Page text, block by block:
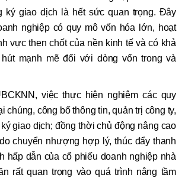
ký giao dịch là hết sức quan trọng. Đây
nghiệp có quy mô vốn hóa lớn, hoạt
vực then chốt của nền kinh tế và có khả
mạnh mẽ đối với dòng vốn trong và
việc thực hiện nghiêm các quy
chúng, công bố thông tin, quản trị công ty,
giao dịch; đồng thời chủ động nâng cao
chuyển nhượng hợp lý, thúc đẩy thanh
hấp dẫn của cổ phiếu doanh nghiệp nhà
rất quan trọng vào quá trình nâng tầm